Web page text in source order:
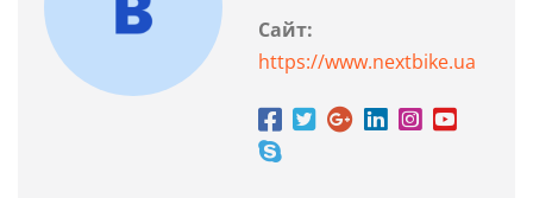
Сайт:
https://www.nextbike.ua